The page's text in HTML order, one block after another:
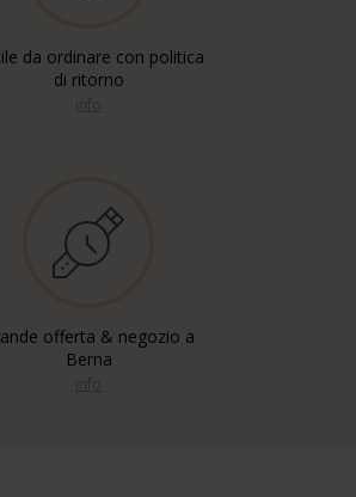
da ordinare con politica
di ritorno
offerta & negozio a
Berna